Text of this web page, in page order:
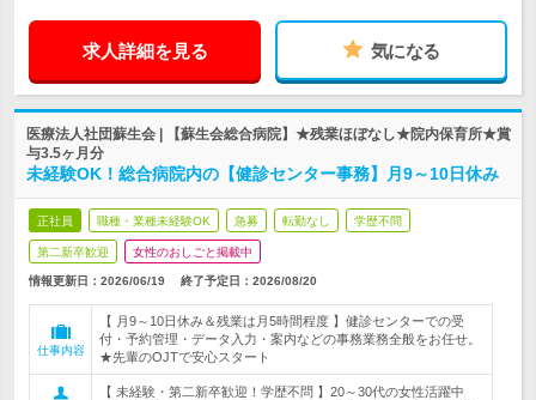
求人詳細を見る 気になる
医療法人社団蘇生会 | 【蘇生会総合病院】★残業ほぼなし★院内保育所★賞
与3.5ヶ月分
未経験OK！総合病院内の【健診センター事務】月9～10日休み
正社員 職種・業種未経験OK 急募 転勤なし 学歴不問
第二新卒歓迎 女性のおしごと掲載中
情報更新日：2026/06/19 終了予定日： 2026/08/20
仕事内容
【 月9～10日休み＆残業は月5時間程度 】健診センターでの受
付・予約管理・データ入力・案内などの事務業務全般をお任せ。
★先輩のOJTで安心スタート
【 未経験・第二新卒歓迎！学歴不問 】20～30代の女性活躍中